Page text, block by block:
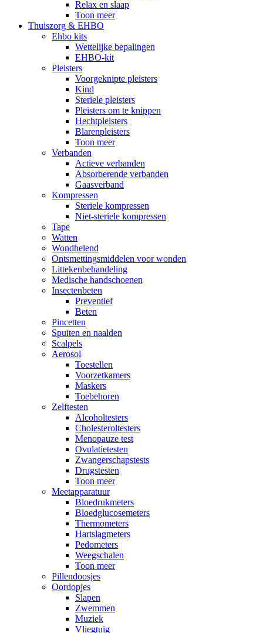
Relax en slaap
Toon meer
Thuiszorg & EHBO
Ehbo kits
Wettelijke bepalingen
EHBO-kit
Pleisters
Voorgeknipte pleisters
Kind
Steriele pleisters
Pleisters om te knippen
Hechtpleisters
Blarenpleisters
Toon meer
Verbanden
Actieve verbanden
Absorberende verbanden
Gaasverband
Kompressen
Steriele kompressen
Niet-steriele kompressen
Tape
Watten
Wondhelend
Ontsmettingsmiddelen voor wonden
Littekenbehandeling
Medische handschoenen
Insectenbeten
Preventief
Beten
Pincetten
Spuiten en naalden
Scalpels
Aerosol
Toestellen
Voorzetkamers
Maskers
Toebehoren
Zelftesten
Alcoholtesters
Cholesteroltesters
Menopauze test
Ovulatietesten
Zwangerschapstests
Drugstesten
Toon meer
Meetapparatuur
Bloedrukmeters
Bloedglucosemeters
Thermometers
Hartslagmeters
Pedometers
Weegschalen
Toon meer
Pillendoosjes
Oordopjes
Slapen
Zwemmen
Muziek
Vliegtuig